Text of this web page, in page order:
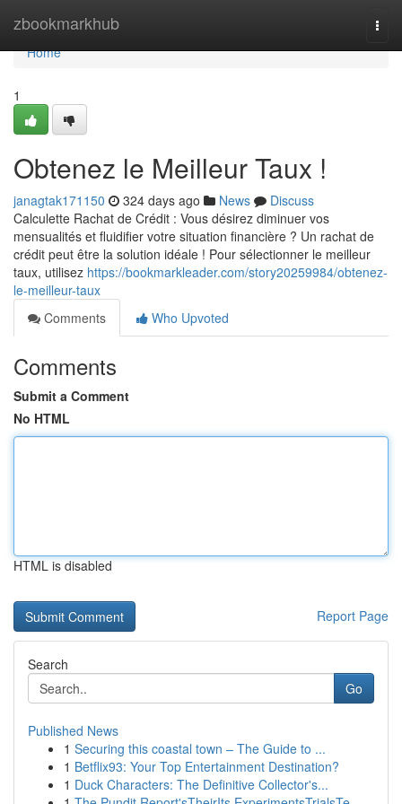
zbookmarkhub
Home
Home
1
Obtenez le Meilleur Taux !
janagtak171150 324 days ago News
Discuss
Calculette Rachat de Crédit : Vous désirez diminuer vos
mensualités et fluidifier votre situation financière ? Un rachat de
crédit peut être la solution idéale ! Pour sélectionner le meilleur
taux, utilisez https://bookmarkleader.com/story20259984/obtenez-
le-meilleur-taux
Comments
Who Upvoted
Comments
Submit a Comment
No HTML
HTML is disabled
Report Page
Search
Go
Published News
1 Securing this coastal town – The Guide to ...
1 Betflix93: Your Top Entertainment Destination?
1 Duck Characters: The Definitive Collector's...